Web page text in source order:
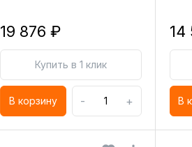
19 876 ₽
Купить в 1 клик
В корзину - +
14
В